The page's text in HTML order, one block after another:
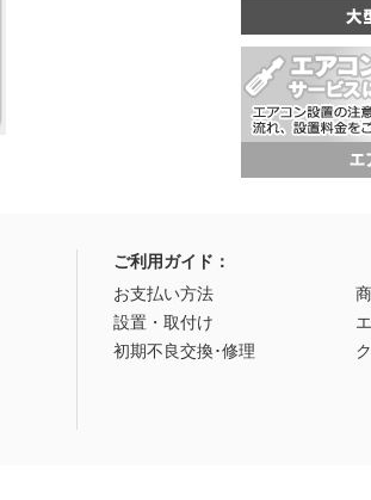
ご利用ガイド：
お支払い方法
設置・取付け
初期不良交換･修理